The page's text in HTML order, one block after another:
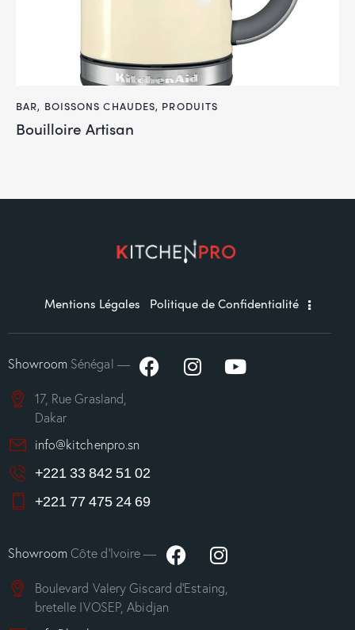
BAR, BOISSONS CHAUDES, PRODUITS
Bouilloire Artisan
Mentions Légales Politique de Confidentialité
ShowroomSénégal —
17, Rue Grasland,
Dakar
info@kitchenpro.sn
+221 33 842 51 02
+221 77 475 24 69
ShowroomCôte d’Ivoire —
Boulevard Valery Giscard d’Estaing,
bretelle IVOSEP, Abidjan